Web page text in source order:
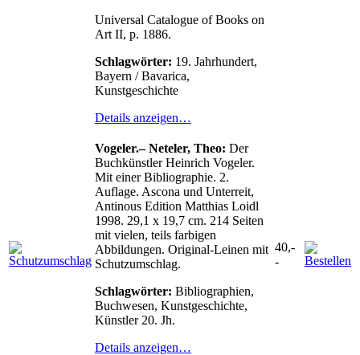
Universal Catalogue of Books on
Art II, p. 1886.
Schlagwörter: 19. Jahrhundert,
Bayern / Bavarica,
Kunstgeschichte
Details anzeigen…
Vogeler.– Neteler, Theo: Der
Buchkünstler Heinrich Vogeler.
Mit einer Bibliographie. 2.
Auflage. Ascona und Unterreit,
Antinous Edition Matthias Loidl
1998. 29,1 x 19,7 cm. 214 Seiten
mit vielen, teils farbigen
Abbildungen. Original-Leinen mit
Schutzumschlag.
Schlagwörter: Bibliographien,
Buchwesen, Kunstgeschichte,
Künstler 20. Jh.
Details anzeigen…
40,-
-